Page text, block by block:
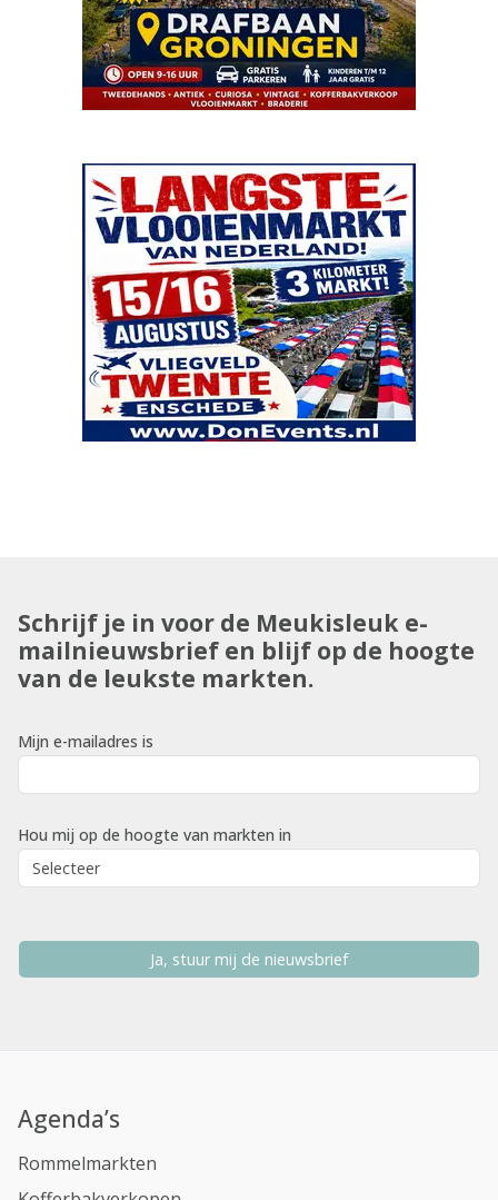
Schrijf je in voor de Meukisleuk e-
mailnieuwsbrief en blijf op de hoogte
van de leukste markten.
Mijn e-mailadres is
Hou mij op de hoogte van markten in
Ja, stuur mij de nieuwsbrief
Agenda’s
Rommelmarkten